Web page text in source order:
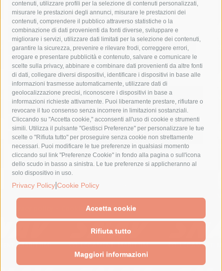
contenuti, utilizzare profili per la selezione di contenuti personalizzati,
misurare le prestazioni degli annunci, misurare le prestazioni dei
contenuti, comprendere il pubblico attraverso statistiche o la
combinazione di dati provenienti da fonti diverse, sviluppare e
migliorare i servizi, utilizzare dati limitati per la selezione dei contenuti,
garantire la sicurezza, prevenire e rilevare frodi, correggere errori,
erogare e presentare pubblicità e contenuto, salvare e comunicare le
scelte sulla privacy, abbinare e combinare dati provenienti da altre fonti
di dati, collegare diversi dispositivi, identificare i dispositivi in base alle
informazioni trasmesse automaticamente, utilizzare dati di
geolocalizzazione precisi, riconoscere i dispositivi in base a
informazioni richieste attivamente. Puoi liberamente prestare, rifiutare o
revocare il tuo consenso senza incorrere in limitazioni sostanziali.
Cliccando su "Accetta cookie," acconsenti all'uso di cookie e strumenti
simili. Utilizza il pulsante "Gestisci Preferenze" per personalizzare le tue
scelte o "Rifiuta tutto" per proseguire senza cookie non strettamente
necessari. Puoi modificare le tue preferenze in qualsiasi momento
cliccando sul link "Preferenze Cookie" in fondo alla pagina o sull'icona
dello scudo in basso a sinistra. Le tue preferenze si applicheranno al
solo dispositivo in uso.
Privacy Policy Cookie Policy
Accetta cookie
Rifiuta tutto
Maggiori informazioni
castellammare di stabia
circumvesuviana
comune di sorrento
concerto
contagi
costiera amalfitana
covid-19 eav
elezioni
fondazione sorrento
gori guardia costiera
incidente
lavori
lorenzo balducelli mare
massa lubrense
massimo coppola
Meta napoli
ordinanza
penisola sorrentina
piano di sorrento
polizia municipale
protezione civile
Regione Campania
sant'agnello
sindaco cuomo
sorrento studenti temporali
treni
turismo
Vico Equense villa fiorentino vincenzo de luca
© 2015 SorrentoPress. All rights reserved.
Il giornale online della Penisola Sorrentina
Cookie Policy